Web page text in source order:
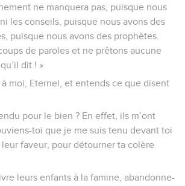
ne manquera pas, puisque nous
les conseils, puisque nous avons des
puisque nous avons des prophètes.
de paroles et ne prêtons aucune
dit ! »
moi, Eternel, et entends ce que disent
pour le bien ? En effet, ils m’ont
toi que je me suis tenu devant toi
faveur, pour détourner ta colère
leurs enfants à la famine, abandonne-